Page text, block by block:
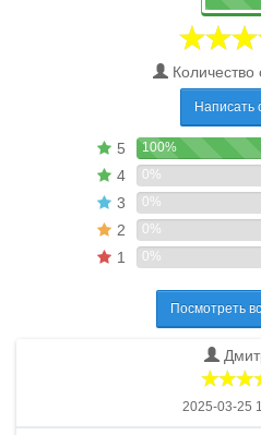
Количество
Написать
5 100%
4 0%
3 0%
2 0%
1 0%
Посмотреть
2025-03-25